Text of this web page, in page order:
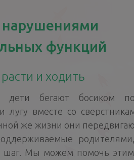
функций
и ходить
дети бегают босиком
лугу вместе со
же жизни они
шаг. Мы можем помочь этим